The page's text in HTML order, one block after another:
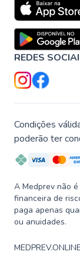
REDES
Condições
poderão ter
A Medprev não
financeira de
paga apenas
ou anuidades.